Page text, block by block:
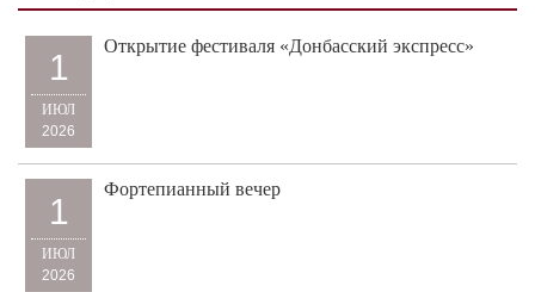
1
ИЮЛ
2026
Открытие фестиваля «Донбасский экспресс»
1
ИЮЛ
2026
Фортепианный вечер